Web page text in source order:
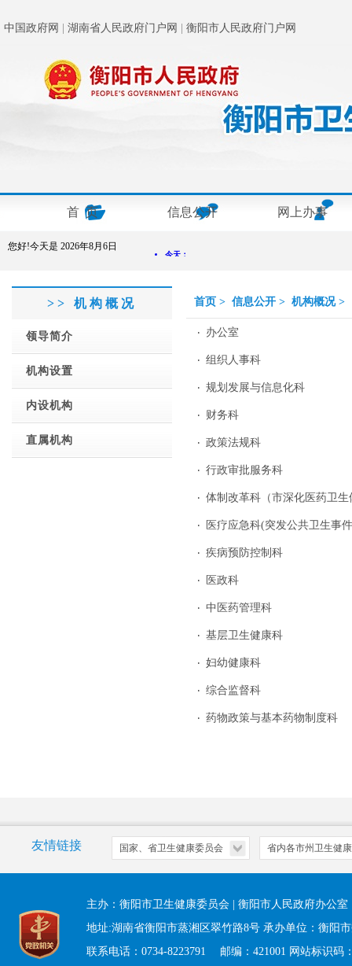
中国政府网 湖南省人民政府门户网 衡阳市人民政府门户网
首 页 信息公开 网上办事
您好!今天是 2026年8月6日
>> 机构概况
领导简介
机构设置
内设机构
直属机构
首页 > 信息公开 > 机构概况>
办公室
组织人事科
规划发展与信息化科
财务科
政策法规科
行政审批服务科
体制改革科（市深化医药卫
医疗应急科(突发公共卫生事
疾病预防控制科
医政科
中医药管理科
基层卫生健康科
妇幼健康科
综合监督科
药物政策与基本药物制度科
友情链接
主办：衡阳市卫生健康委员会 | 衡阳市人民政府办公
地址:湖南省衡阳市蒸湘区翠竹路8号 承办单位：衡阳
联系电话：0734-8223791 邮编：421001 网站标识码